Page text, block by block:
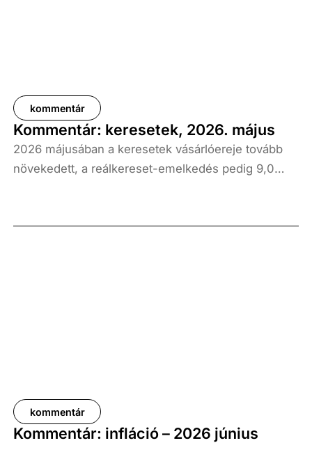
kommentár
Kommentár: keresetek, 2026. május
2026 májusában a keresetek vásárlóereje tovább
növekedett, a reálkereset-emelkedés pedig 9,0
százalékot, a nettóé 11,0 százalékot tett ki, emellett
kommentár
Kommentár: infláció – 2026 június